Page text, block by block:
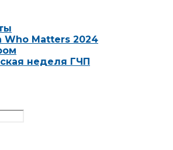
Who Matters 2024
неделя ГЧП